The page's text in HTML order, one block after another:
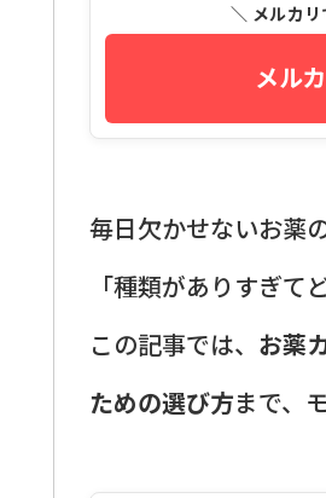
＼ メルカ
メル
毎日欠かせないお薬
「種類がありすぎ
この記事では、 お薬
ための選び方まで、